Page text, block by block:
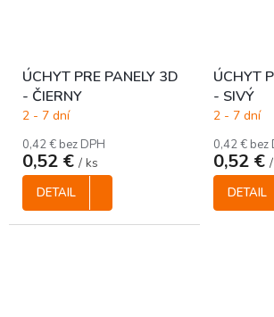
ÚCHYT PRE PANELY 3D
- ČIERNY
2 - 7 dní
0,42 € bez DPH
0,52 € / ks
DETAIL
ÚCHYT
- SIVÝ
2 - 7 dní
0,42 € bez
0,52 €
DETAIL